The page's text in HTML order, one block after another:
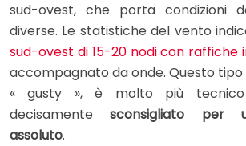
sud-ovest, che porta condizioni
diverse. Le statistiche del vento
sud-ovest di 15-20 nodi con raffiche
accompagnato da onde. Questo tipo
« gusty », è molto più
decisamentesconsigliato per
assoluto.